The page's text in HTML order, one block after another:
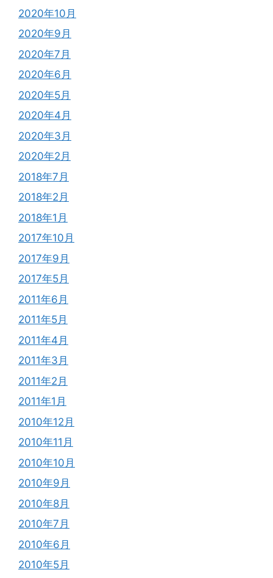
2020年10月
2020年9月
2020年7月
2020年6月
2020年5月
2020年4月
2020年3月
2020年2月
2018年7月
2018年2月
2018年1月
2017年10月
2017年9月
2017年5月
2011年6月
2011年5月
2011年4月
2011年3月
2011年2月
2011年1月
2010年12月
2010年11月
2010年10月
2010年9月
2010年8月
2010年7月
2010年6月
2010年5月